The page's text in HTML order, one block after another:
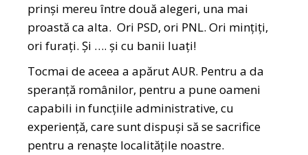
prinși mereu între două alegeri, una mai
proastă ca alta. Ori PSD, ori PNL. Ori mințiți,
ori furați. Și …. și cu banii luați!
Tocmai de aceea a apărut AUR. Pentru a da
speranță românilor, pentru a pune oameni
capabili in funcțiile administrative, cu
experiență, care sunt dispuși să se sacrifice
pentru a renaște localitățile noastre.